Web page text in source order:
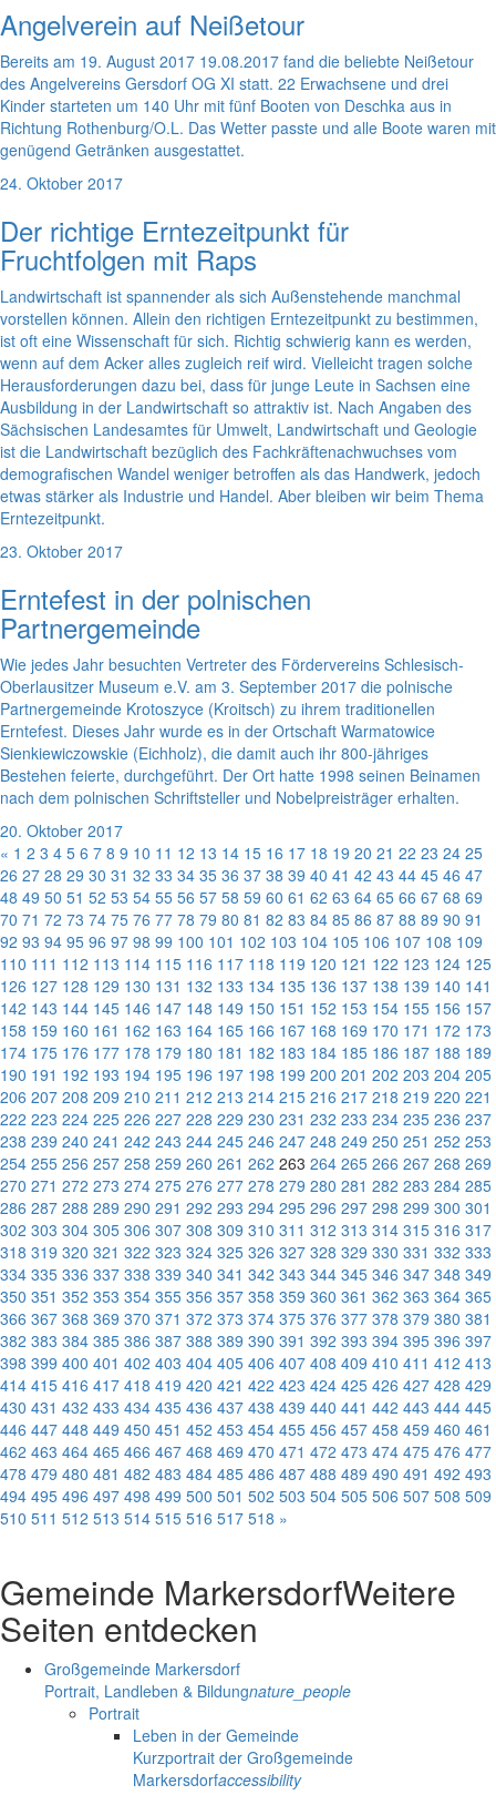
Angelverein auf Neißetour
Bereits am 19. August 2017 19.08.2017 fand die beliebte Neißetour
des Angelvereins Gersdorf OG XI statt. 22 Erwachsene und drei
Kinder starteten um 140 Uhr mit fünf Booten von Deschka aus in
Richtung Rothenburg/O.L. Das Wetter passte und alle Boote waren mit
genügend Getränken ausgestattet.
24. Oktober 2017
Der richtige Erntezeitpunkt für
Fruchtfolgen mit Raps
Landwirtschaft ist spannender als sich Außenstehende manchmal
vorstellen können. Allein den richtigen Erntezeitpunkt zu bestimmen,
ist oft eine Wissenschaft für sich. Richtig schwierig kann es werden,
wenn auf dem Acker alles zugleich reif wird. Vielleicht tragen solche
Herausforderungen dazu bei, dass für junge Leute in Sachsen eine
Ausbildung in der Landwirtschaft so attraktiv ist. Nach Angaben des
Sächsischen Landesamtes für Umwelt, Landwirtschaft und Geologie
ist die Landwirtschaft bezüglich des Fachkräftenachwuchses vom
demografischen Wandel weniger betroffen als das Handwerk, jedoch
etwas stärker als Industrie und Handel. Aber bleiben wir beim Thema
Erntezeitpunkt.
23. Oktober 2017
Erntefest in der polnischen
Partnergemeinde
Wie jedes Jahr besuchten Vertreter des Fördervereins Schlesisch-
Oberlausitzer Museum e.V. am 3. September 2017 die polnische
Partnergemeinde Krotoszyce (Kroitsch) zu ihrem traditionellen
Erntefest. Dieses Jahr wurde es in der Ortschaft Warmatowice
Sienkiewiczowskie (Eichholz), die damit auch ihr 800-jähriges
Bestehen feierte, durchgeführt. Der Ort hatte 1998 seinen Beinamen
nach dem polnischen Schriftsteller und Nobelpreisträger erhalten.
20. Oktober 2017
« 1 2 3 4 5 6 7 8 9 10 11 12 13 14 15 16 17 18 19 20 21 22 23 24 25
26 27 28 29 30 31 32 33 34 35 36 37 38 39 40 41 42 43 44 45 46 47
48 49 50 51 52 53 54 55 56 57 58 59 60 61 62 63 64 65 66 67 68 69
70 71 72 73 74 75 76 77 78 79 80 81 82 83 84 85 86 87 88 89 90 91
92 93 94 95 96 97 98 99 100 101 102 103 104 105 106 107 108 109
110 111 112 113 114 115 116 117 118 119 120 121 122 123 124 125
126 127 128 129 130 131 132 133 134 135 136 137 138 139 140 141
142 143 144 145 146 147 148 149 150 151 152 153 154 155 156 157
158 159 160 161 162 163 164 165 166 167 168 169 170 171 172 173
174 175 176 177 178 179 180 181 182 183 184 185 186 187 188 189
190 191 192 193 194 195 196 197 198 199 200 201 202 203 204 205
206 207 208 209 210 211 212 213 214 215 216 217 218 219 220 221
222 223 224 225 226 227 228 229 230 231 232 233 234 235 236 237
238 239 240 241 242 243 244 245 246 247 248 249 250 251 252 253
254 255 256 257 258 259 260 261 262 263 264 265 266 267 268 269
270 271 272 273 274 275 276 277 278 279 280 281 282 283 284 285
286 287 288 289 290 291 292 293 294 295 296 297 298 299 300 301
302 303 304 305 306 307 308 309 310 311 312 313 314 315 316 317
318 319 320 321 322 323 324 325 326 327 328 329 330 331 332 333
334 335 336 337 338 339 340 341 342 343 344 345 346 347 348 349
350 351 352 353 354 355 356 357 358 359 360 361 362 363 364 365
366 367 368 369 370 371 372 373 374 375 376 377 378 379 380 381
382 383 384 385 386 387 388 389 390 391 392 393 394 395 396 397
398 399 400 401 402 403 404 405 406 407 408 409 410 411 412 413
414 415 416 417 418 419 420 421 422 423 424 425 426 427 428 429
430 431 432 433 434 435 436 437 438 439 440 441 442 443 444 445
446 447 448 449 450 451 452 453 454 455 456 457 458 459 460 461
462 463 464 465 466 467 468 469 470 471 472 473 474 475 476 477
478 479 480 481 482 483 484 485 486 487 488 489 490 491 492 493
494 495 496 497 498 499 500 501 502 503 504 505 506 507 508 509
510 511 512 513 514 515 516 517 518 »
Gemeinde MarkersdorfWeitere
Seiten entdecken
Großgemeinde Markersdorf
Portrait, Landleben & Bildungnature_people
Portrait
Leben in der Gemeinde
Kurzportrait der Großgemeinde
Markersdorfaccessibility